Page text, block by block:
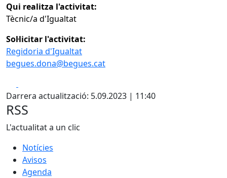
Qui realitza l'activitat:
Tècnic/a d'Igualtat
Sol·licitar l'activitat:
Regidoria d'Igualtat
begues.dona@begues.cat
Darrera actualització: 5.09.2023 | 11:40
RSS
L'actualitat a un clic
Notícies
Avisos
Agenda